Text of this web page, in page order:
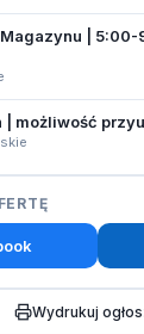
| 5:00-
| możliwość
Wydrukuj